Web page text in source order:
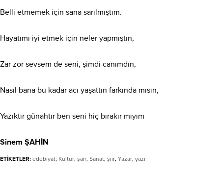
Belli etmemek için sana sarılmıştım.
Hayatımı iyi etmek için neler yapmıştın,
Zar zor sevsem de seni, şimdi canımdın,
Nasıl bana bu kadar acı yaşattın farkında mısın,
Yazıktır günahtır ben seni hiç bırakır mıyım
Sinem ŞAHİN
ETİKETLER: edebiyat, Kültür, şair, Sanat, şiir, Yazar, yazı